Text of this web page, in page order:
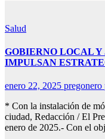
Salud
GOBIERNO LOCAL
IMPULSAN
enero 22, 2025 pregonero
* Con la instalación de
ciudad, Redacción / El
enero de 2025.- Con el